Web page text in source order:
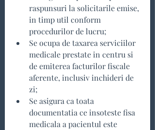
raspunsuri la solicitarile emise,
in timp util conform
procedurilor de lucru;
Se ocupa de taxarea serviciilor
medicale prestate in centru si
de emiterea facturilor fiscale
aferente, inclusiv inchideri de
zi;
Se asigura ca toata
documentatia ce insoteste fisa
medicala a pacientul este